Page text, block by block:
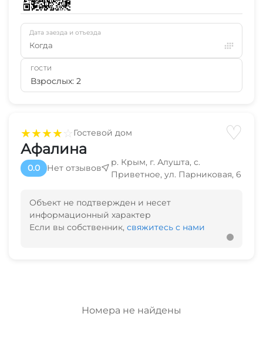
★★★★☆Гостевой дом ♡
Афалина
0.0 Нет отзывов
р. Крым, г. Алушта, с.
Приветное, ул. Парниковая, 6
Объект не подтвержден и несет
информационный характер
Если вы собственник, свяжитесь с нами
Номера не найдены
Дата заезда и отъезда
Когда
ГОСТИ
Взрослых: 2